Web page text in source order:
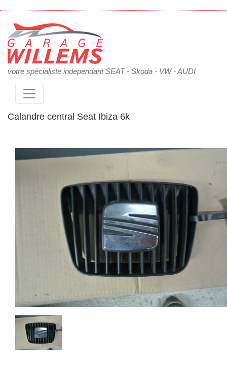
votre spécialiste independant SEAT - Skoda - VW - AUDI
Calandre central Seat Ibiza 6k